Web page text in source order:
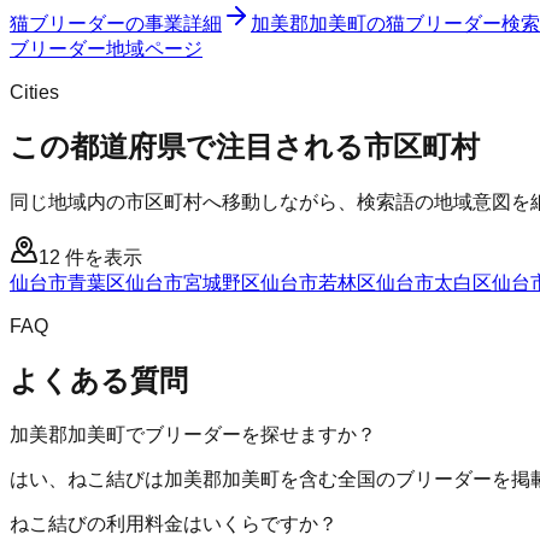
猫ブリーダーの事業詳細 加美郡加美町の猫ブリーダー検
ブリーダー地域ページ
Cities
この都道府県で注目される市区町村
同じ地域内の市区町村へ移動しながら、検索語の地域意図を
12 件を表示
仙台市青葉区仙台市宮城野区仙台市若林区仙台市太白区仙台
FAQ
よくある質問
加美郡加美町でブリーダーを探せますか？
はい、ねこ結びは加美郡加美町を含む全国のブリーダーを
ねこ結びの利用料金はいくらですか？